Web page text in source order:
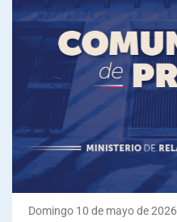
Domingo 10 de mayo de 2026